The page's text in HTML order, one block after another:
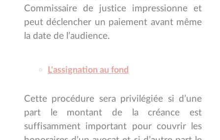
Commissaire de justice impressionne et
peut déclencher un paiement avant même
la date de l’audience.
L'assignation au fond
Cette procédure sera privilégiée si d’une
part le montant de la créance est
suffisamment important pour couvrir les